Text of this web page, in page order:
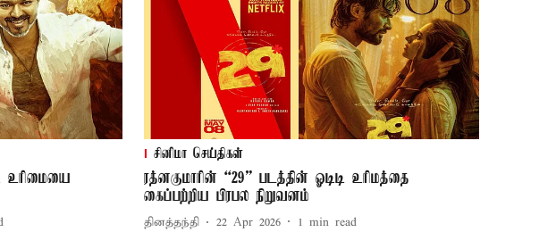
உரிமையை
சினிமா செய்திகள்
ரத்னகுமாரின் “29” படத்தின் ஓடிடி உரிமத்தை
கைப்பற்றிய பிரபல நிறுவனம்
தினத்தந்தி 22 Apr 2026 1 min read